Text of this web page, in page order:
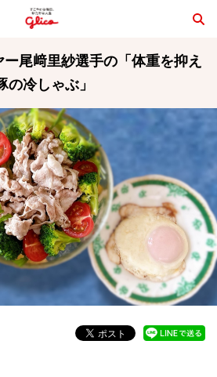
尾﨑里紗選手の「体重を抑え
冷しゃぶ」